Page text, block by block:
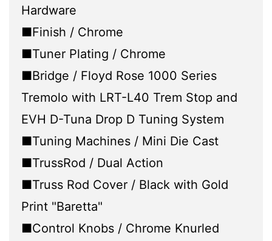
Hardware
■Finish / Chrome
■Tuner Plating / Chrome
■Bridge / Floyd Rose 1000 Series
Tremolo with LRT-L40 Trem Stop and
EVH D-Tuna Drop D Tuning System
■Tuning Machines / Mini Die Cast
■TrussRod / Dual Action
■Truss Rod Cover / Black with Gold
Print "Baretta"
■Control Knobs / Chrome Knurled